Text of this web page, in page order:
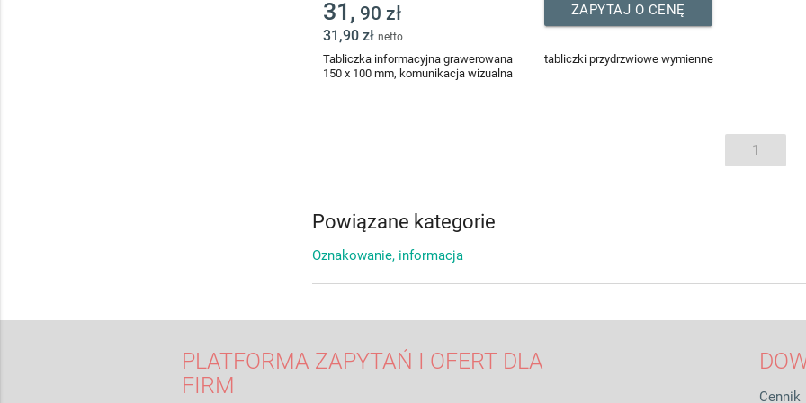
31, 90 zł
31,90 zł netto
Tabliczka informacyjna grawerowana
150 x 100 mm, komunikacja wizualna
ZAPYTAJ O CENĘ
tabliczki przydrzwiowe wymienne
1
Powiązane kategorie
Oznakowanie, informacja
PLATFORMA ZAPYTAŃ I OFERT DLA
FIRM
Cennik